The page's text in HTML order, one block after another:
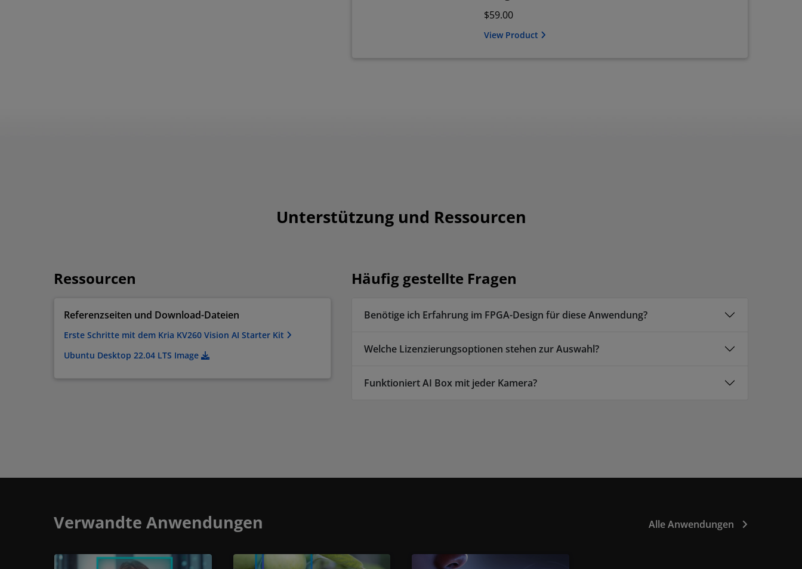
$59.00
View Product
Unterstützung und Ressourcen
Ressourcen
Referenzseiten und Download-Dateien
Erste Schritte mit dem Kria KV260 Vision AI Starter Kit
Ubuntu Desktop 22.04 LTS Image
Häufig gestellte Fragen
Benötige ich Erfahrung im FPGA-Design für diese Anwendung?
Welche Lizenzierungsoptionen stehen zur Auswahl?
Funktioniert AI Box mit jeder Kamera?
Verwandte Anwendungen Alle Anwendungen